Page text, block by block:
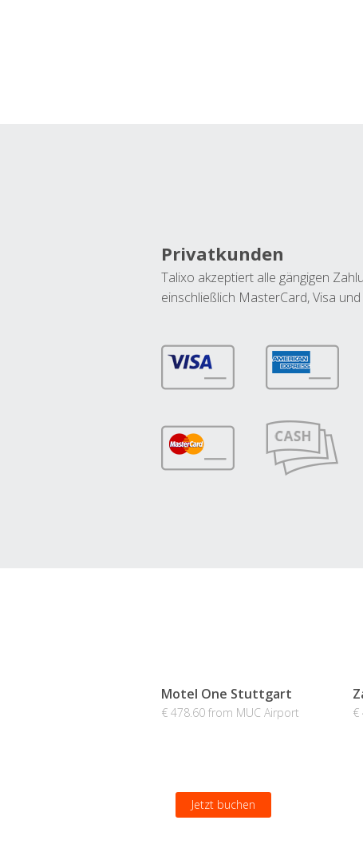
Privatkunden
Talixo akzeptiert alle gängigen
einschließlich MasterCard, Visa
Motel One Stuttgart
€ 478.60 from MUC Airport
Jetzt buchen
€